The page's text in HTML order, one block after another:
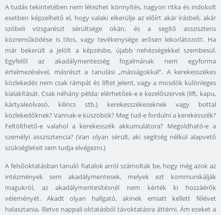
A tudás tekintetében nem létezhet könnyítés, nagyon ritka és indokolt
esetben képzelhető el, hogy valaki elkerülje az előírt akár írásbeli, akár
szóbeli vizsgarészt sérültsége okán, és a segítő asszisztens
közreműködése is tilos, vagy tevékenysége erősen lekorlátozott. Ha
már bekerült a jelölt a képzésbe, újabb nehézségekkel szembesül.
Egyfelől az akadálymentesség fogalmának nem egyforma
értelmezésével, másrészt a tanulási „másságokkal”. A kerekesszékes
közlekedés nem csak rámpát és liftet jelent, vagy a mosdók különleges
kialakítását. Csak néhány példa: elérhetőek-e e kezelőszervek (lift, kapu,
kártyaleolvasó, kilincs stb.) kerekesszékeseknek vagy bottal
közlekedőknek? Vannak-e küszöbök? Meg tud-e fordulni a kerekesszék?
Feltölthető-e valahol a kerekesszék akkumulátora? Megoldható-e a
személyi asszisztencia? (Van olyan sérült, aki segítség nélkül alapvető
szükségleteit sem tudja elvégezni.)
A felsőoktatásban tanuló fiatalok arról számoltak be, hogy még azok az
intézmények sem akadálymentesek, melyek ezt kommunikálják
magukról, az akadálymentesítésnél nem kérték ki hozzáérők
véleményét. Akadt olyan hallgató, akinek emiatt kellett félévet
halasztania, illetve nappali oktatásból távoktatásra áttérni. Ám ezeket a